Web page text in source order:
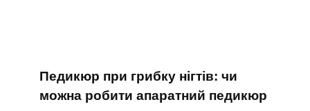
Педикюр при грибку нігтів: чи
можна робити апаратний педикюр